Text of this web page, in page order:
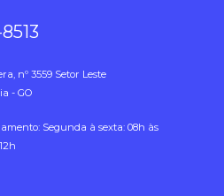
nº 3559 Setor Leste
- GO
Segunda à sexta: 08h às